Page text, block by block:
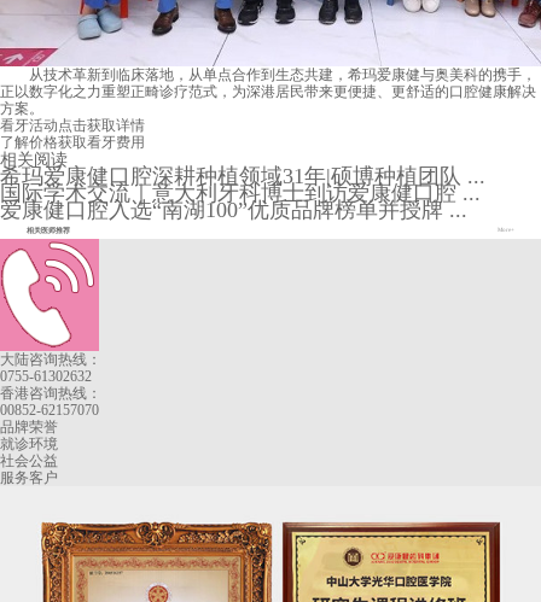
从技术革新到临床落地，从单点合作到生态共建，希玛爱康健与奥美科的携手，
正以数字化之力重塑正畸诊疗范式，为深港居民带来更便捷、更舒适的口腔健康解决
方案。
看牙活动点击获取详情
了解价格获取看牙费用
相关阅读
希玛爱康健口腔深耕种植领域31年|硕博种植团队 ...
国际学术交流｜意大利牙科博士到访爱康健口腔 ...
爱康健口腔入选“南湖100”优质品牌榜单并授牌 ...
相关医师推荐 More+
大陆咨询热线：
0755-61302632
香港咨询热线：
00852-62157070
品牌荣誉
就诊环境
社会公益
服务客户